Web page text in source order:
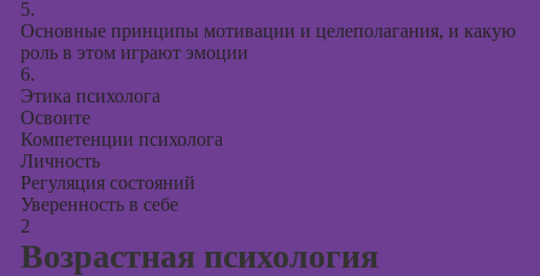
Курсы создания
5.
Основные принципы мотивации и целеполагания, и какую
роль в этом играют эмоции
6.
Этика психолога
Освоите
Компетенции психолога
Личность
Регуляция состояний
Уверенность в себе
2
Возрастная психология